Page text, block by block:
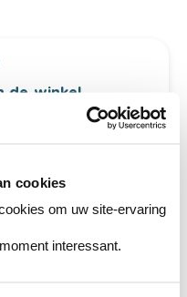
cookies
om uw site-ervaring
interessant.
de winkel
van je
om kleuren te